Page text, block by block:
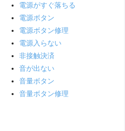
電源がすぐ落ちる
電源ボタン
電源ボタン修理
電源入らない
非接触決済
音が出ない
音量ボタン
音量ボタン修理